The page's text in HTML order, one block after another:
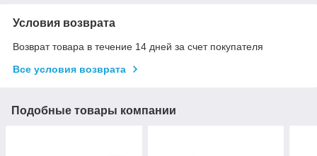
Условия возврата
Возврат товара в течение 14 дней за счет покупателя
Все условия возврата
Подобные товары компании